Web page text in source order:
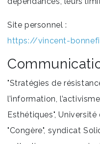
Site personnel :
https://vincent-
"Stratégies de
l’information,
Esthétiques",
"Congère", syndicat